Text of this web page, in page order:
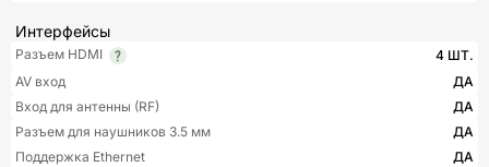
Интерфейсы
Разъем HDMI
4 ШТ.
AV вход
ДА
Вход для антенны (RF)
ДА
Разъем для наушников 3.5 мм
ДА
Поддержка Ethernet
ДА